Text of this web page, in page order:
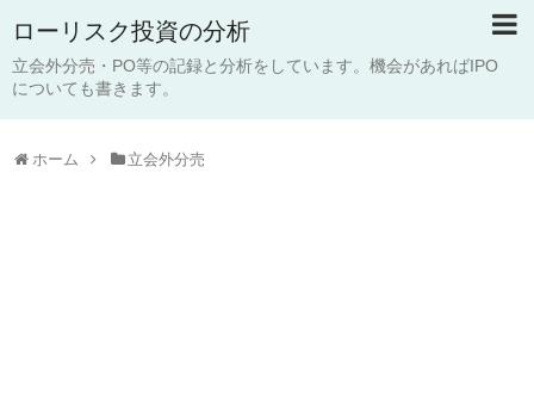
ローリスク投資の分析
立会外分売・PO等の記録と分析をしています。機会があればIPO
についても書きます。
ホーム 立会外分売